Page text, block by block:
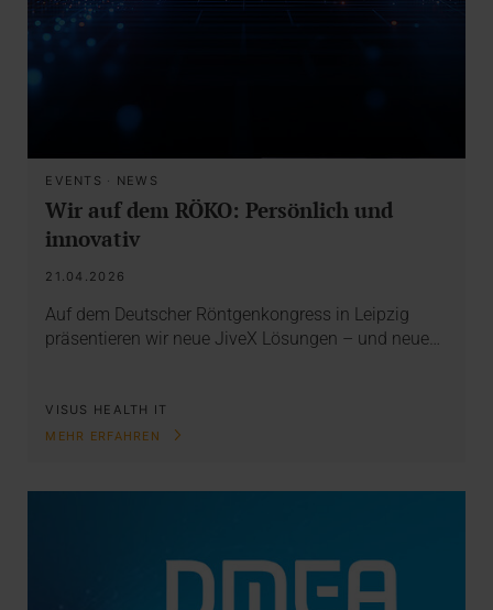
EVENTS · NEWS
Wir auf dem RÖKO: Persönlich und
innovativ
21.04.2026
Auf dem Deutscher Röntgenkongress in Leipzig
präsentieren wir neue JiveX Lösungen – und neue…
VISUS HEALTH IT
MEHR ERFAHREN